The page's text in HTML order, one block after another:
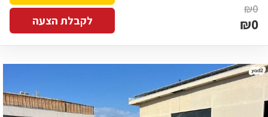
₪0
₪0 לקבלת הצעה